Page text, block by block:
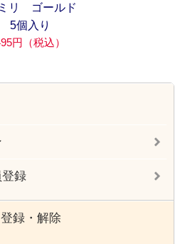
リ ゴールド
5個入り
円（税込）
録
録・解除